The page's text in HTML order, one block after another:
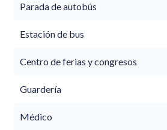
Parada de autobús
Estación de bus
Centro de ferias y congresos
Guardería
Médico